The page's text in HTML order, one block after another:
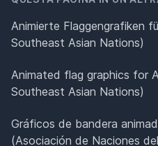
Animierte Flaggengrafiken
Southeast Asian Nations)
Animated flag graphics for
Southeast Asian Nations)
Gráficos de bandera
(Asociación de Naciones